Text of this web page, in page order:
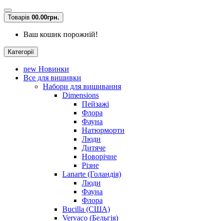
Товарів 00.00грн.
Ваш кошик порожній!
Категорії
new Новинки
Все для вишивки
Набори для вишивання
Dimensions
Пейзажі
Флора
Фауна
Натюрморти
Люди
Дитяче
Новорічне
Різне
Lanarte (Голандія)
Люди
Фауна
Флора
Bucilla (США)
Vervaco (Бельгія)